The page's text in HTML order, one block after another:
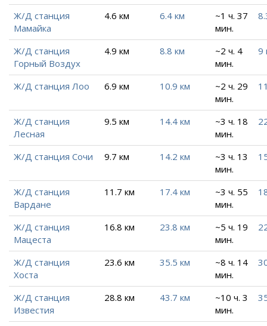
Ж/Д станция
Мамайка
4.6 км 6.4 км
~1 ч. 37
мин.
Ж/Д станция
Горный Воздух
4.9 км 8.8 км
~2 ч. 4
мин.
9
Ж/Д станция Лоо 6.9 км 10.9 км
~2 ч. 29
мин.
Ж/Д станция
Лесная
9.5 км 14.4 км
~3 ч. 18
мин.
Ж/Д станция Сочи 9.7 км 14.2 км
~3 ч. 13
мин.
Ж/Д станция
Вардане
11.7 км 17.4 км
~3 ч. 55
мин.
Ж/Д станция
Мацеста
16.8 км 23.8 км
~5 ч. 19
мин.
Ж/Д станция
Хоста
23.6 км 35.5 км
~8 ч. 14
мин.
Ж/Д станция
Известия
28.8 км 43.7 км
~10 ч. 3
мин.